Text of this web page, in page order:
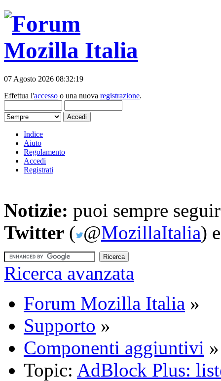
07 Agosto 2026 08:32:19
Effettua l'accesso o una nuova registrazione.
Indice
Aiuto
Regolamento
Accedi
Registrati
Notizie: puoi sempre
Twitter ( @MozillaItalia)
Ricerca avanzata
Forum Mozilla Italia »
Supporto »
Componenti aggiuntivi »
Topic: AdBlock Plus: